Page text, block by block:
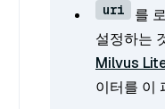
uri 를
설정하는
Milvus
이터를 이